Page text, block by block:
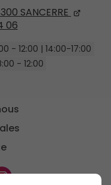
SANCERRE
06
- 12:00 | 14:00-17:00
- 12:00